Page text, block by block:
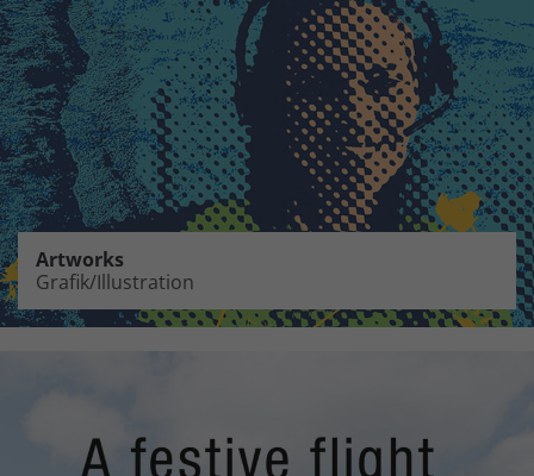
Artworks
Grafik/Illustration